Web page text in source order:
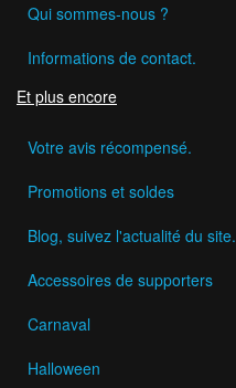
Qui sommes-nous ?
Informations de contact.
Et plus encore
Votre avis récompensé.
Promotions et soldes
Blog, suivez l'actualité du site.
Accessoires de supporters
Carnaval
Halloween